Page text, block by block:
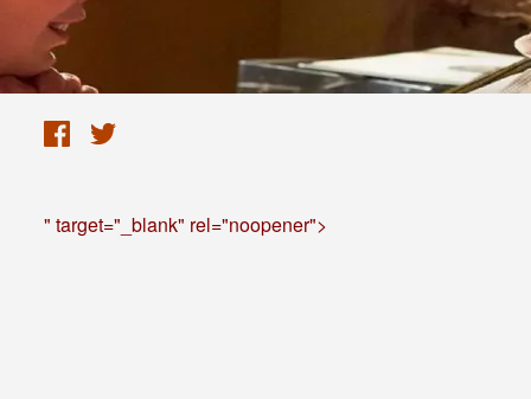
" target="_blank" rel="noopener">